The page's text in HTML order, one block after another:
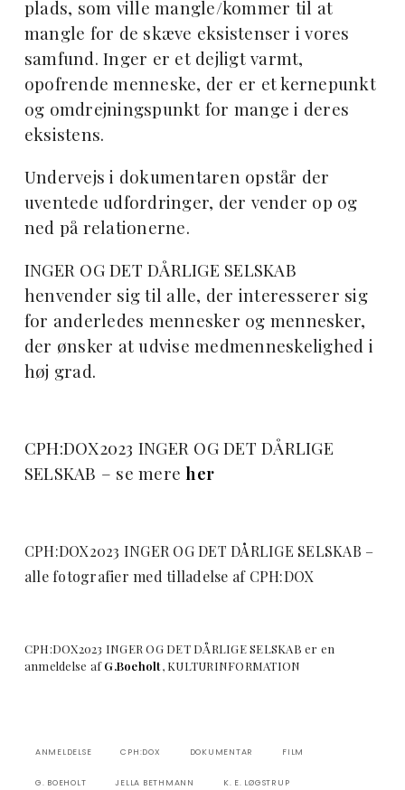
plads, som ville mangle/kommer til at
mangle for de skæve eksistenser i vores
samfund. Inger er et dejligt varmt,
opofrende menneske, der er et kernepunkt
og omdrejningspunkt for mange i deres
eksistens.
Undervejs i dokumentaren opstår der
uventede udfordringer, der vender op og
ned på relationerne.
INGER OG DET DÅRLIGE SELSKAB
henvender sig til alle, der interesserer sig
for anderledes mennesker og mennesker,
der ønsker at udvise medmenneskelighed i
høj grad.
CPH:DOX2023 INGER OG DET DÅRLIGE
SELSKAB – se mereher
CPH:DOX2023 INGER OG DET DÅRLIGE SELSKAB –
alle fotografier med tilladelse af CPH:DOX
CPH:DOX2023 INGER OG DET DÅRLIGE SELSKAB er en
anmeldelse afG.Boeholt, KULTURINFORMATION
ANMELDELSE CPH:DOX DOKUMENTAR FILM
G. BOEHOLT JELLA BETHMANN K. E. LØGSTRUP